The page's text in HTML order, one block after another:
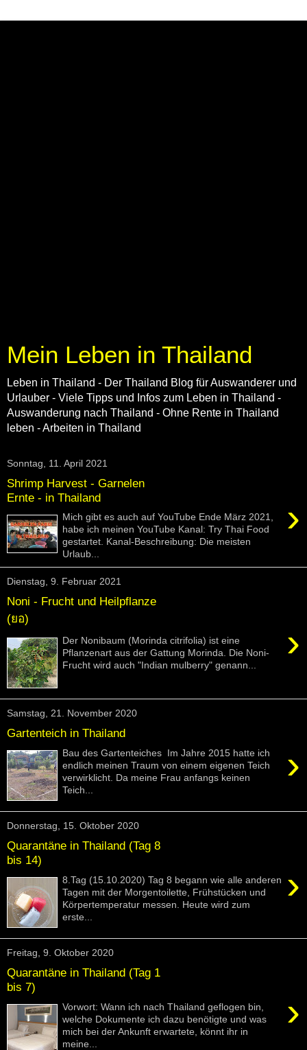
Mein Leben in Thailand
Leben in Thailand - Der Thailand Blog für Auswanderer und
Urlauber - Viele Tipps und Infos zum Leben in Thailand -
Auswanderung nach Thailand - Ohne Rente in Thailand
leben - Arbeiten in Thailand
Sonntag, 11. April 2021
Shrimp Harvest - Garnelen
Ernte - in Thailand
›
Mich gibt es auch auf YouTube Ende März 2021,
habe ich meinen YouTube Kanal: Try Thai Food
gestartet. Kanal-Beschreibung: Die meisten
Urlaub...
Dienstag, 9. Februar 2021
Noni - Frucht und Heilpflanze
(ยอ)
›
Der Nonibaum (Morinda citrifolia) ist eine
Pflanzenart aus der Gattung Morinda. Die Noni-
Frucht wird auch "Indian mulberry" genann...
Samstag, 21. November 2020
Gartenteich in Thailand
›
Bau des Gartenteiches Im Jahre 2015 hatte ich
endlich meinen Traum von einem eigenen Teich
verwirklicht. Da meine Frau anfangs keinen
Teich...
Donnerstag, 15. Oktober 2020
Quarantäne in Thailand (Tag 8
bis 14)
›
8.Tag (15.10.2020) Tag 8 begann wie alle anderen
Tagen mit der Morgentoilette, Frühstücken und
Körpertemperatur messen. Heute wird zum
erste...
Freitag, 9. Oktober 2020
Quarantäne in Thailand (Tag 1
bis 7)
›
Vorwort: Wann ich nach Thailand geflogen bin,
welche Dokumente ich dazu benötigte und was
mich bei der Ankunft erwartete, könnt ihr in
meine...